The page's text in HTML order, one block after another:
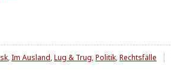
,Im Ausland,Lug & Trug,Politik,Rechtsfälle